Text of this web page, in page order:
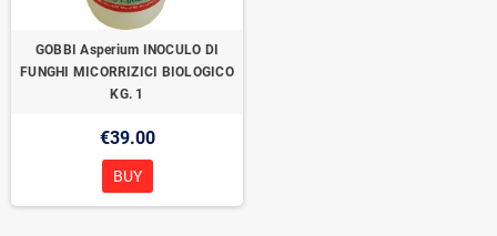
GOBBI Asperium INOCULO DI
FUNGHI MICORRIZICI BIOLOGICO
KG. 1
€39.00
BUY